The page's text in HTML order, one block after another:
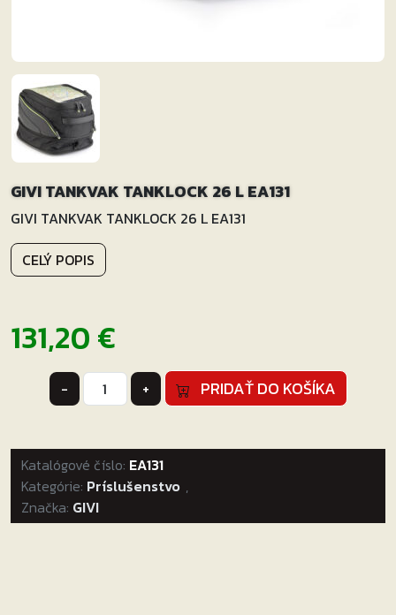
GIVI TANKVAK TANKLOCK 26 L EA131
GIVI TANKVAK TANKLOCK 26 L EA131
CELÝ POPIS
131,20€
-
množstvo
GIVI
TANKLOCK
26
L
EA131
+ PRIDAŤ DO KOŠÍKA
Katalógové číslo: EA131
Kategórie: Príslušenstvo ,
Značka: GIVI